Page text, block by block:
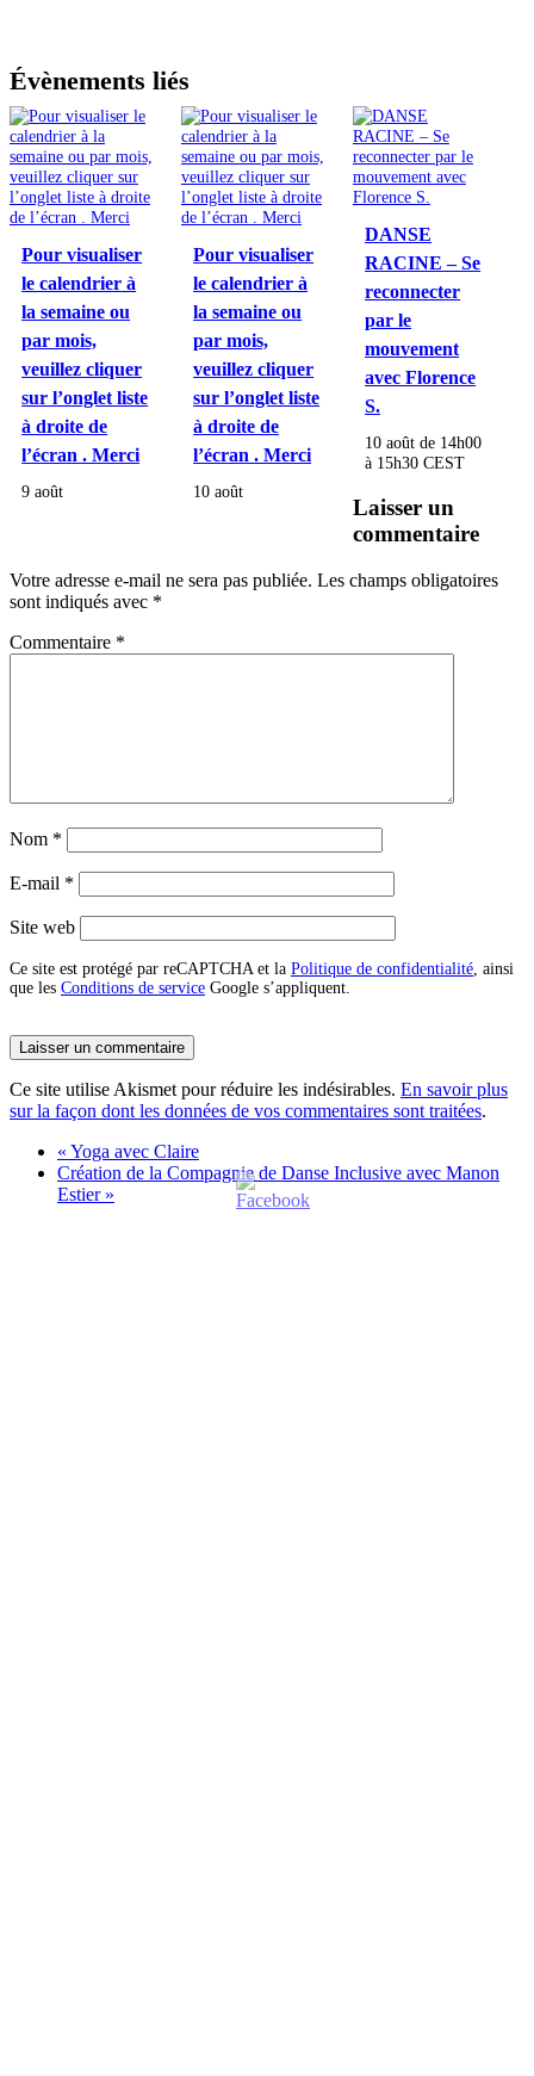
Évènements liés
Pour visualiser
le calendrier à
la semaine ou
par mois,
veuillez cliquer
sur l’onglet liste
à droite de
l’écran . Merci
9 août
Pour visualiser
le calendrier à
la semaine ou
par mois,
veuillez cliquer
sur l’onglet liste
à droite de
l’écran . Merci
10 août
DANSE
RACINE – Se
reconnecter
par le
mouvement
avec Florence
S.
10 août de 14h00
à 15h30 CEST
Laisser un
commentaire
Votre adresse e-mail ne sera pas publiée. Les champs obligatoires
sont indiqués avec *
Commentaire *
Nom *
E-mail *
Site web
Ce site est protégé par reCAPTCHA et la Politique de confidentialité, ainsi
que les Conditions de service Google s’appliquent.
Ce site utilise Akismet pour réduire les indésirables. En savoir plus
sur la façon dont les données de vos commentaires sont traitées.
« Yoga avec Claire
Création de la Compagnie de Danse Inclusive avec Manon
Estier »